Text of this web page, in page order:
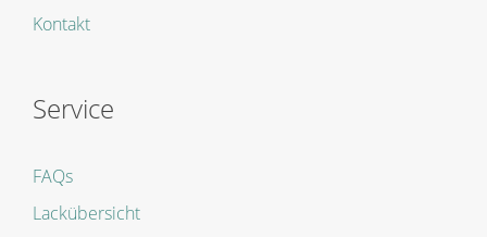
Kontakt
Service
FAQs
Lackübersicht